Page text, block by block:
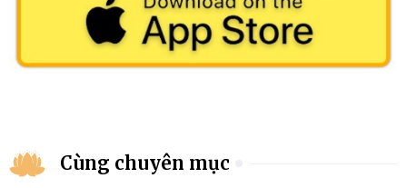
Cùng chuyên mục